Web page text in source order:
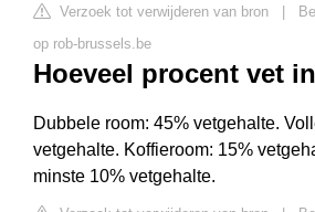
Verzoek tot verwijderen van bron
op rob-brussels.be
Hoeveel procent vet
Dubbele room: 45% vetgehalte.
vetgehalte. Koffieroom: 15%
minste 10% vetgehalte.